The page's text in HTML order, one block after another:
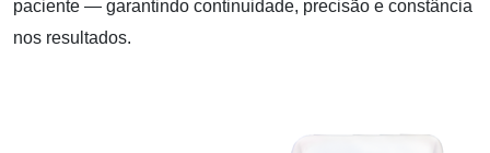
paciente — garantindo continuidade, precisão e constância
nos resultados.